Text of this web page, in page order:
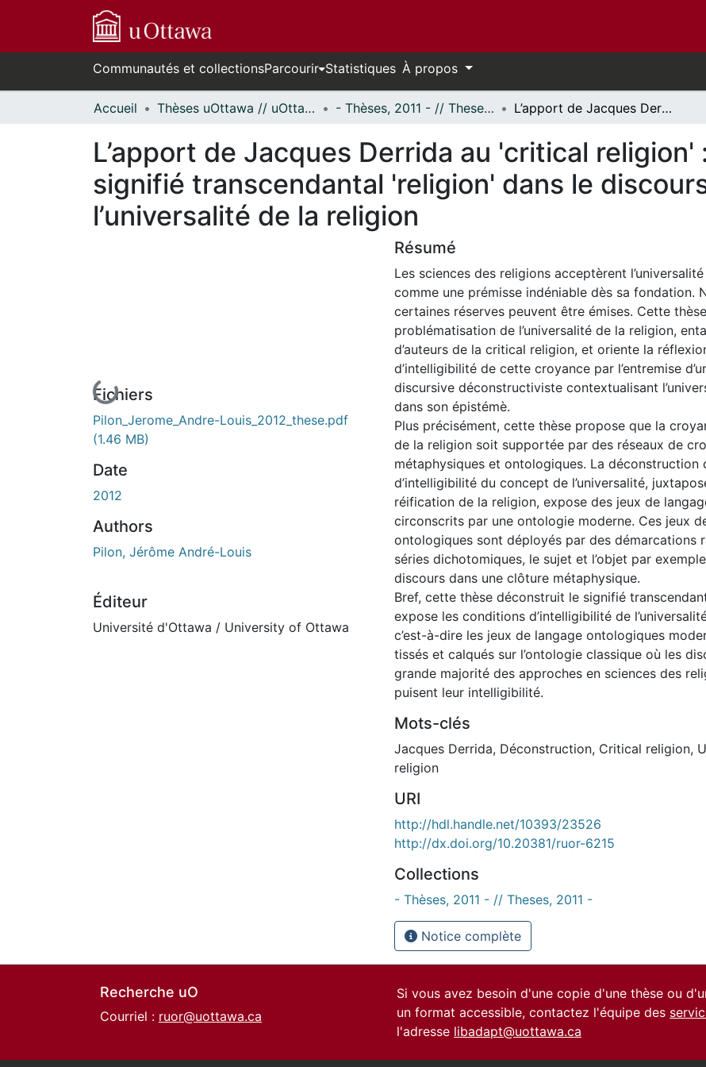
Communautés et collectionsParcourir Statistiques À propos
Accueil Thèses uOttawa // uOttawa Theses - Thèses, 2011 - // Theses, 2011 - L’apport de Jacques Derrida au 'critical religion' : déconstruction du signifié transcendantal 'religion' dans le discours postulant l’universalité de la religion
L’apport de Jacques Derrida au 'critical
signifié transcendantal 'religion' dans le
l’universalité de la religion
En cours de chargement...
Fichiers
Pilon_Jerome_Andre-Louis_2012_these.pdf
(1.46 MB)
Date
2012
Authors
Pilon, Jérôme André-Louis
Éditeur
Université d'Ottawa / University of Ottawa
Résumé
Les sciences des religions acceptèrent
comme une prémisse indéniable dès sa fondation.
certaines réserves peuvent être émises. Cette
problématisation de l’universalité de la religion,
d’auteurs de la critical religion, et oriente la
d’intelligibilité de cette croyance par l’entremise
discursive déconstructiviste contextualisant
dans son épistémè.
Plus précisément, cette thèse propose que la
de la religion soit supportée par des réseaux de
métaphysiques et ontologiques. La déconstruction
d’intelligibilité du concept de l’universalité,
réification de la religion, expose des jeux de
circonscrits par une ontologie moderne. Ces jeux
ontologiques sont déployés par des démarcations
séries dichotomiques, le sujet et l’objet par
discours dans une clôture métaphysique.
Bref, cette thèse déconstruit le signifié
expose les conditions d’intelligibilité de
c’est-à-dire les jeux de langage ontologiques
tissés et calqués sur l’ontologie classique où les
grande majorité des approches en sciences des
puisent leur intelligibilité.
Mots-clés
Jacques Derrida, Déconstruction, Critical religion,
religion
URI
http://hdl.handle.net/10393/23526
http://dx.doi.org/10.20381/ruor-6215
Collections
- Thèses, 2011 - // Theses, 2011 -
Notice complète
Recherche uO
Courriel : ruor@uottawa.ca
Si vous avez besoin d'une copie d'une thèse ou
un format accessible, contactez l'équipe des
l'adresse libadapt@uottawa.ca